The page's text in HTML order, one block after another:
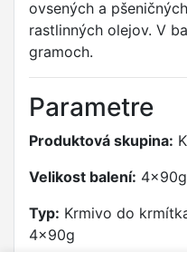
ovsených a
rastlinných olejov. V
gramoch.
Parametre
Produktová skupina:
Velikost balení: 4x90g
Typ: Krmivo do
4x90g